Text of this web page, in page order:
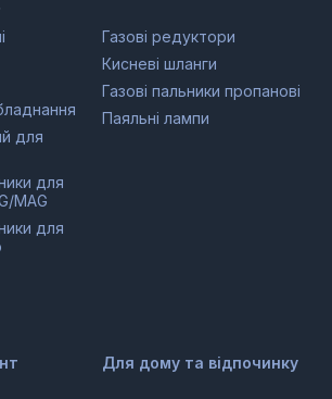
для
для
MAG
для
Газові редуктори
Кисневі шланги
Газові пальники пропанові
Паяльні лампи
Для дому та відпочинку